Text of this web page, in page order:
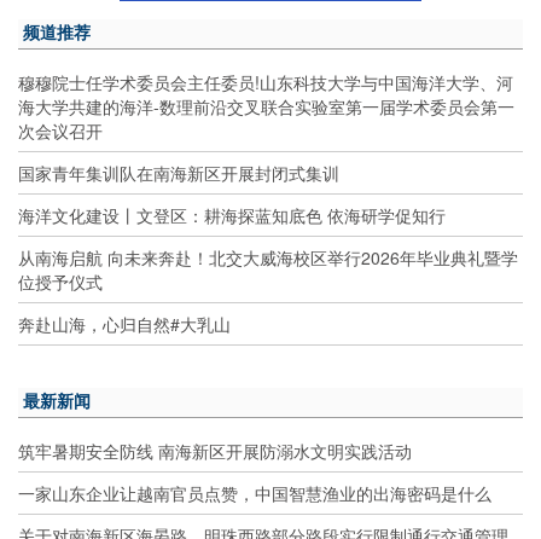
频道推荐
穆穆院士任学术委员会主任委员!山东科技大学与中国海洋大学、河
海大学共建的海洋-数理前沿交叉联合实验室第一届学术委员会第一
次会议召开
国家青年集训队在南海新区开展封闭式集训
海洋文化建设丨文登区：耕海探蓝知底色 依海研学促知行
从南海启航 向未来奔赴！北交大威海校区举行2026年毕业典礼暨学
位授予仪式
奔赴山海，心归自然#大乳山
最新新闻
筑牢暑期安全防线 南海新区开展防溺水文明实践活动
一家山东企业让越南官员点赞，中国智慧渔业的出海密码是什么